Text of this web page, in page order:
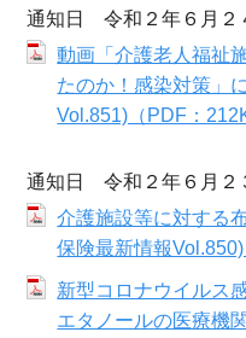
通知日 令和２年６月２
動画「介護老人福祉
たのか！感染対策」
Vol.851)（PDF：
通知日 令和２年６月２
介護施設等に対する
保険最新情報
新型コロナウイルス
エタノールの医療機